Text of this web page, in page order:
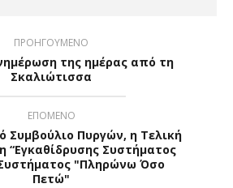
ΠΡΟΗΓΟΥΜΕΝΟ
της ημέρας από τη
Σκαλιώτισσα
ΕΠΟΜΕΝΟ
Συμβούλιο Πυργών, η Τελική
“Εγκαθίδρυσης Συστήματος
"Πληρώνω Όσο
Πετώ"